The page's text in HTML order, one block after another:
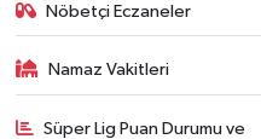
Nöbetçi Eczaneler
Namaz Vakitleri
Süper Lig Puan Durumu ve